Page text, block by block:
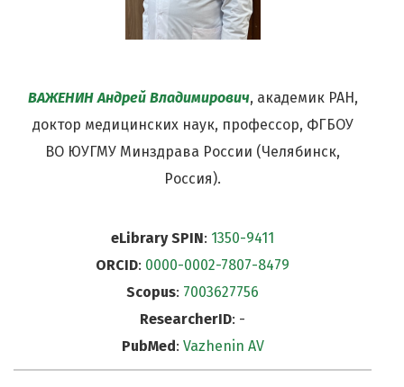
ВАЖЕНИН Андрей Владимирович, академик РАН,
доктор медицинских наук, профессор, ФГБОУ
ВО ЮУГМУ Минздрава России (Челябинск,
Россия).
eLibrary SPIN: 1350-9411
ORCID: 0000-0002-7807-8479
Scopus: 7003627756
ResearcherID: -
PubMed: Vazhenin AV